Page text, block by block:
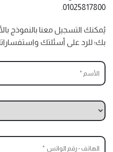
01025817800
.
يُمكنك التسجيل معنا بالنموذج
بك؛ للرد على أسئلتك